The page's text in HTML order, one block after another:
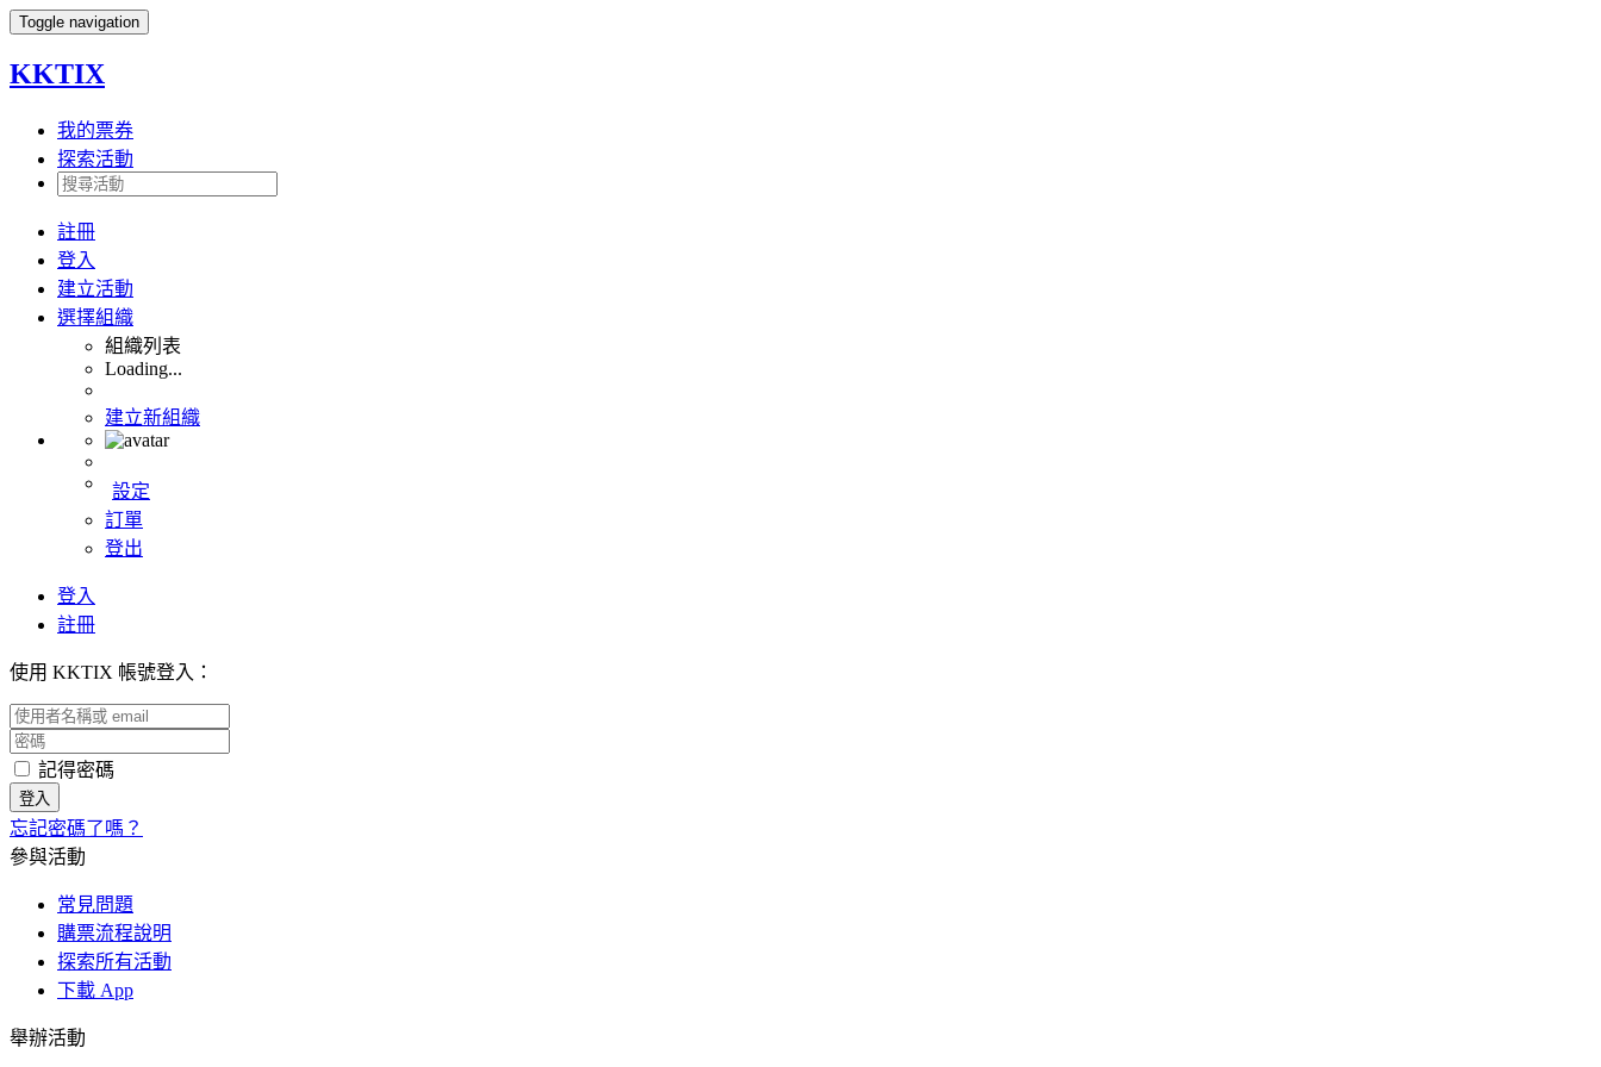
Toggle navigation
KKTIX
我的票券
探索活動
註冊
登入
建立活動
選擇組織
組織列表
Loading...
建立新組織
設定
訂單
登出
登入
註冊
使用 KKTIX 帳號登入：
記得密碼
忘記密碼了嗎？
參與活動
常見問題
購票流程說明
探索所有活動
下載 App
舉辦活動